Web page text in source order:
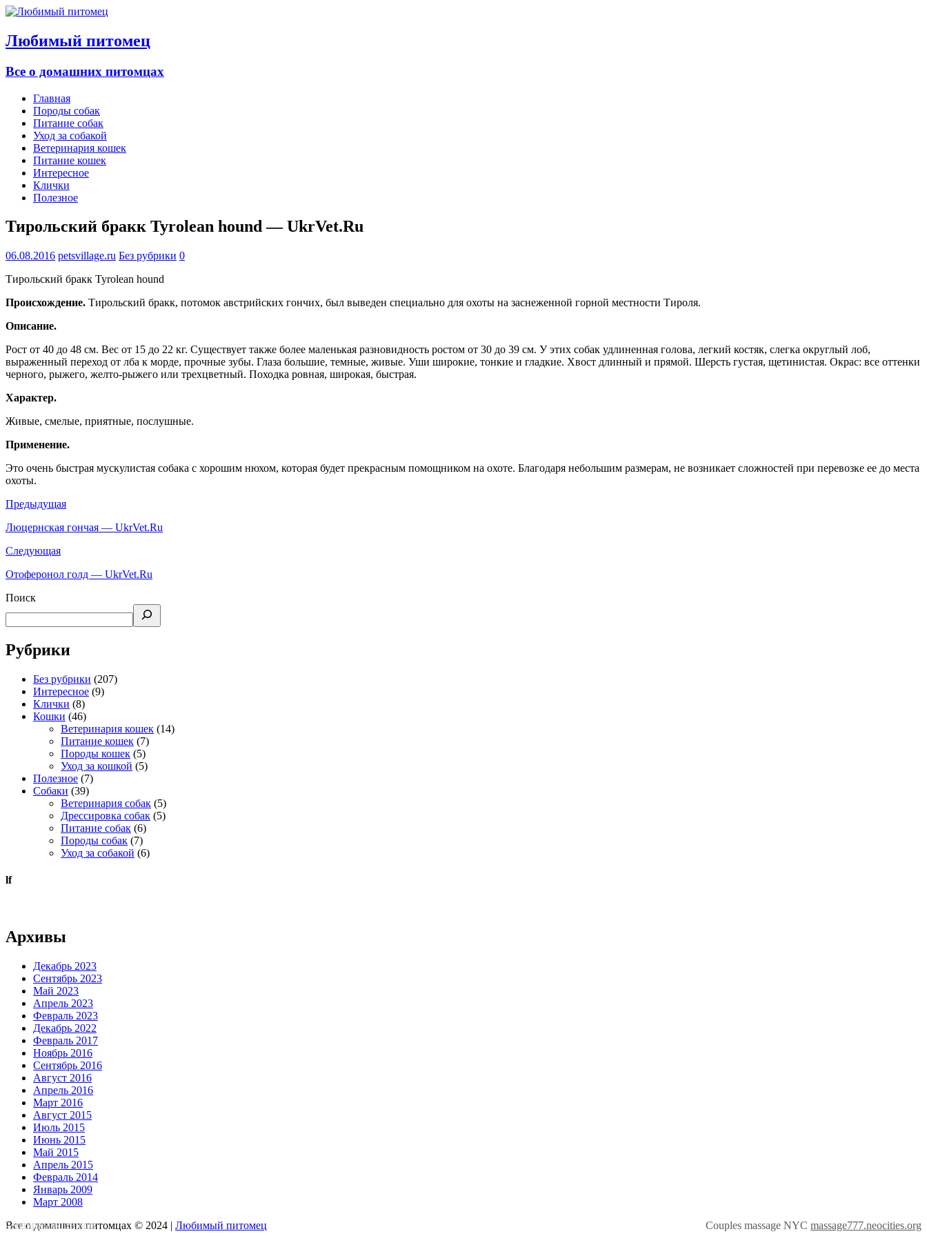
Любимый питомец
Все о домашних питомцах
Главная
Породы собак
Питание собак
Уход за собакой
Ветеринария кошек
Питание кошек
Интересное
Клички
Полезное
Тирольский бракк Tyrolean hound — UkrVet.Ru
06.08.2016 petsvillage.ru Без рубрики 0
Тирольский бракк Tyrolean hound
Происхождение. Тирольский бракк, потомок австрийских гончих, был выведен специально для охоты на заснеженной горной местности Тироля.
Описание.
Рост от 40 до 48 см. Вес от 15 до 22 кг. Существует также более маленькая разновидность ростом от 30 до 39 см. У этих собак удлиненная голова, легкий костяк, слегка округлый лоб,
выраженный переход от лба к морде, прочные зубы. Глаза большие, темные, живые. Уши широкие, тонкие и гладкие. Хвост длинный и прямой. Шерсть густая, щетинистая. Окрас: все оттенки
черного, рыжего, желто-рыжего или трехцветный. Походка ровная, широкая, быстрая.
Характер.
Живые, смелые, приятные, послушные.
Применение.
Это очень быстрая мускулистая собака с хорошим нюхом, которая будет прекрасным помощником на охоте. Благодаря небольшим размерам, не возникает сложностей при перевозке ее до места
охоты.
Предыдущая
Люцернская гончая — UkrVet.Ru
Следующая
Отоферонол голд — UkrVet.Ru
Поиск
Рубрики
Без рубрики (207)
Интересное (9)
Клички (8)
Кошки (46)
Ветеринария кошек (14)
Питание кошек (7)
Породы кошек (5)
Уход за кошкой (5)
Полезное (7)
Собаки (39)
Ветеринария собак (5)
Дрессировка собак (5)
Питание собак (6)
Породы собак (7)
Уход за собакой (6)
lf
Архивы
Декабрь 2023
Сентябрь 2023
Май 2023
Апрель 2023
Февраль 2023
Декабрь 2022
Февраль 2017
Ноябрь 2016
Сентябрь 2016
Август 2016
Апрель 2016
Март 2016
Август 2015
Июль 2015
Июнь 2015
Май 2015
Апрель 2015
Февраль 2014
Январь 2009
Март 2008
Скопировать лендинг
Все о домашних питомцах © 2024 | Любимый питомец Couples massage NYC massage777.neocities.org